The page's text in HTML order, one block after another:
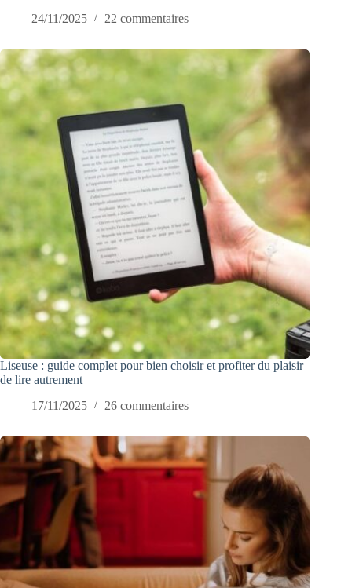
24/11/2025
22 commentaires
Liseuse : guide complet pour bien choisir et profiter du plaisir
de lire autrement
17/11/2025
26 commentaires